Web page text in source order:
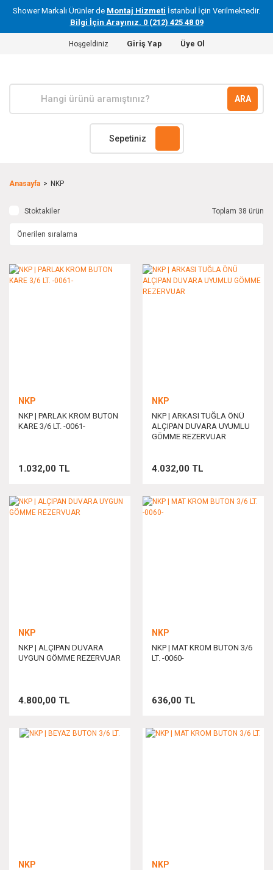
Shower Markalı Ürünler de Montaj Hizmeti İstanbul İçin Verilmektedir.
Bilgi İçin Arayınız. 0 (212) 425 48 09
Hoşgeldiniz Giriş Yap Üye Ol
ARA
Sepetiniz
Anasayfa NKP
Stoktakiler Toplam 38 ürün
NKP
NKP | PARLAK KROM BUTON
KARE 3/6 LT. -0061-
1.032,00 TL
NKP
NKP | ARKASI TUĞLA ÖNÜ
ALÇIPAN DUVARA UYUMLU
GÖMME REZERVUAR
4.032,00 TL
NKP
NKP | ALÇIPAN DUVARA
UYGUN GÖMME REZERVUAR
4.800,00 TL
NKP
NKP | MAT KROM BUTON 3/6
LT. -0060-
636,00 TL
NKP NKP